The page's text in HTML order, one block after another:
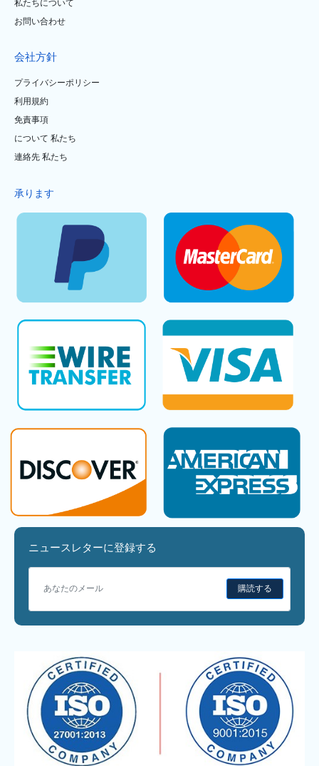
私たちについて
お問い合わせ
会社方針
プライバシーポリシー
利用規約
免責事項
について 私たち
連絡先 私たち
承ります
ニュースレターに登録する
購読する